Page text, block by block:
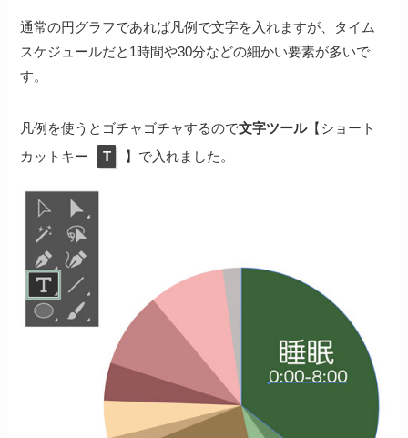
通常の円グラフであれば凡例で文字を入れますが、タイム
スケジュールだと1時間や30分などの細かい要素が多いで
す。
凡例を使うとゴチャゴチャするので文字ツール【ショート
カットキー
T 】で入れました。